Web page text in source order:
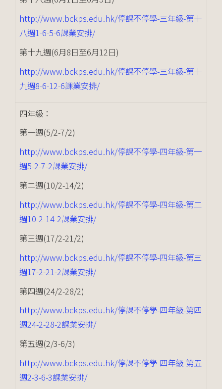
http://www.bckps.edu.hk/停課不停學-三年級-第十
八週1-6-5-6課業安排/
第十九週(6月8日至6月12日)
http://www.bckps.edu.hk/停課不停學-三年級-第十
九週8-6-12-6課業安排/
四年級：
第一週(5/2-7/2)
http://www.bckps.edu.hk/停課不停學-四年級-第一
週5-2-7-2課業安排/
第二週(10/2-14/2)
http://www.bckps.edu.hk/停課不停學-四年級-第二
週10-2-14-2課業安排/
第三週(17/2-21/2)
http://www.bckps.edu.hk/停課不停學-四年級-第三
週17-2-21-2課業安排/
第四週(24/2-28/2)
http://www.bckps.edu.hk/停課不停學-四年級-第四
週24-2-28-2課業安排/
第五週(2/3-6/3)
http://www.bckps.edu.hk/停課不停學-四年級-第五
週2-3-6-3課業安排/